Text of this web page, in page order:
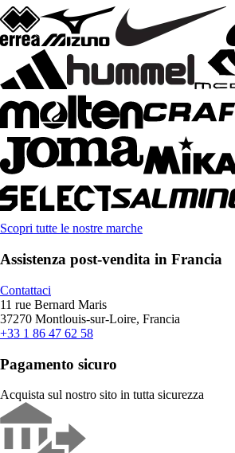
Scopri tutte le nostre marche
Assistenza post-vendita in Francia
Contattaci
11 rue Bernard Maris
37270 Montlouis-sur-Loire, Francia
+33 1 86 47 62 58
Pagamento sicuro
Acquista sul nostro sito in tutta sicurezza